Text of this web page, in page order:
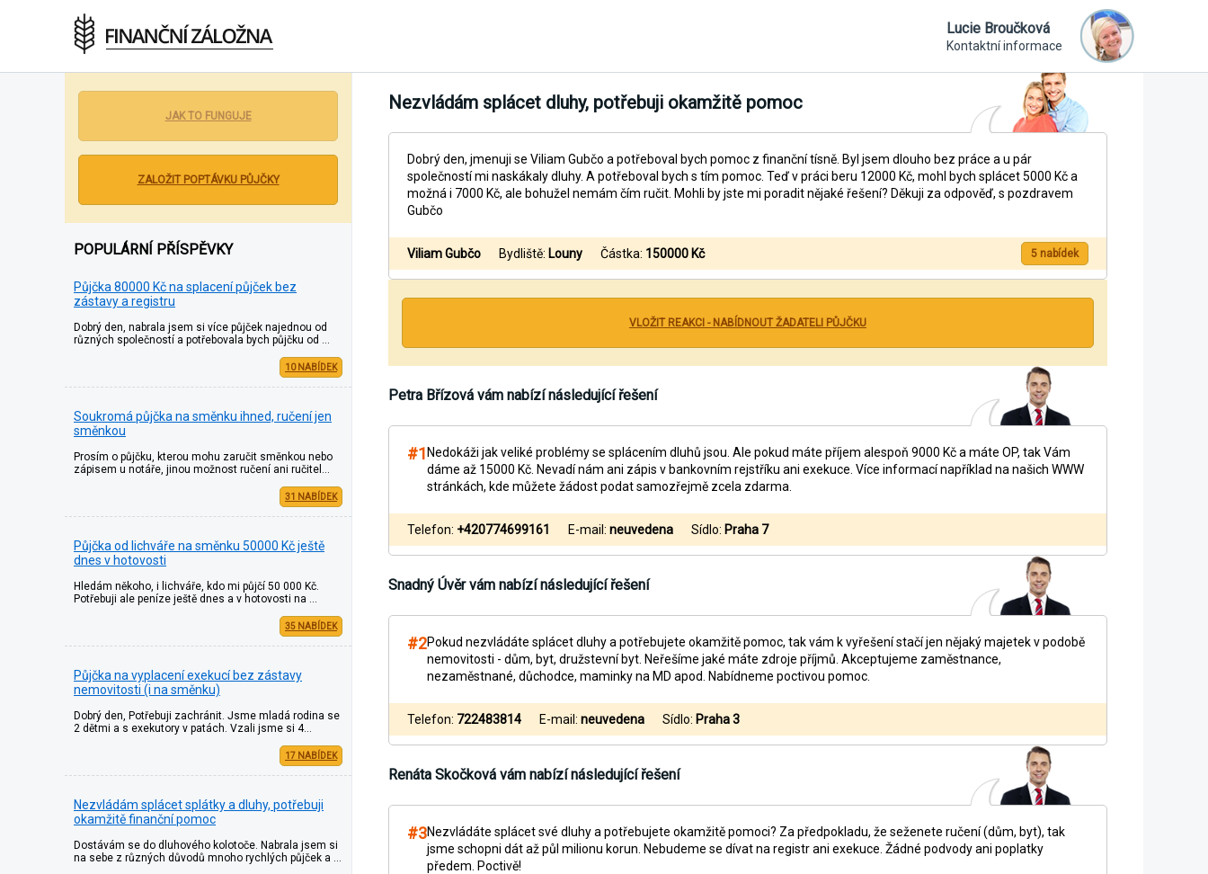
podvodu
Lucie Broučková
Kontaktní informace
JAK TO FUNGUJE
ZALOŽIT POPTÁVKU PŮJČKY
POPULÁRNÍ PŘÍSPĚVKY
Půjčka 80000 Kč na splacení půjček bez
zástavy a registru
Dobrý den, nabrala jsem si více půjček najednou od
různých společností a potřebovala bych půjčku od …
10 NABÍDEK
Soukromá půjčka na směnku ihned, ručení jen
směnkou
Prosím o půjčku, kterou mohu zaručit směnkou nebo
zápisem u notáře, jinou možnost ručení ani ručitel…
31 NABÍDEK
Půjčka od lichváře na směnku 50000 Kč ještě
dnes v hotovosti
Hledám někoho, i lichváře, kdo mi půjčí 50 000 Kč.
Potřebuji ale peníze ještě dnes a v hotovosti na …
35 NABÍDEK
Půjčka na vyplacení exekucí bez zástavy
nemovitosti (i na směnku)
Dobrý den, Potřebuji zachránit. Jsme mladá rodina se
2 dětmi a s exekutory v patách. Vzali jsme si 4…
17 NABÍDEK
Nezvládám splácet splátky a dluhy, potřebuji
okamžitě finanční pomoc
Dostávám se do dluhového kolotoče. Nabrala jsem si
na sebe z různých důvodů mnoho rychlých půjček a …
Nezvládám splácet dluhy, potřebuji okamžitě pomoc
Dobrý den, jmenuji se Viliam Gubčo a potřeboval bych pomoc z finanční tísně. Byl jsem dlouho bez práce a u pár
společností mi naskákaly dluhy. A potřeboval bych s tím pomoc. Teď v práci beru 12000 Kč, mohl bych splácet 5000 Kč a
možná i 7000 Kč, ale bohužel nemám čím ručit. Mohli by jste mi poradit nějaké řešení? Děkuji za odpověď, s pozdravem
Gubčo
Viliam Gubčo Bydliště: Louny Částka: 150000 Kč 5 nabídek
VLOŽIT REAKCI - NABÍDNOUT ŽADATELI PŮJČKU
Petra Břízová vám nabízí následující řešení
#1 Nedokáži jak veliké problémy se splácením dluhů jsou. Ale pokud máte příjem alespoň 9000 Kč a máte OP, tak Vám
dáme až 15000 Kč. Nevadí nám ani zápis v bankovním rejstříku ani exekuce. Více informací například na našich WWW
stránkách, kde můžete žádost podat samozřejmě zcela zdarma.
Telefon: +420774699161 E-mail: neuvedena Sídlo: Praha 7
Snadný Úvěrvám nabízí následující řešení
#2Pokud nezvládáte splácet dluhy a potřebujete okamžitě pomoc, tak vám k vyřešení stačí jen nějaký majetek v podobě
nemovitosti - dům, byt, družstevní byt. Neřešíme jaké máte zdroje příjmů. Akceptujeme zaměstnance,
nezaměstnané, důchodce, maminky na MD apod. Nabídneme poctivou pomoc.
Telefon: 722483814 E-mail: neuvedena Sídlo: Praha 3
Renáta Skočková vám nabízí následující řešení
#3Nezvládáte splácet své dluhy a potřebujete okamžitě pomoci? Za předpokladu, že seženete ručení (dům, byt), tak
jsme schopni dát až půl milionu korun. Nebudeme se dívat na registr ani exekuce. Žádné podvody ani poplatky
předem. Poctivě!